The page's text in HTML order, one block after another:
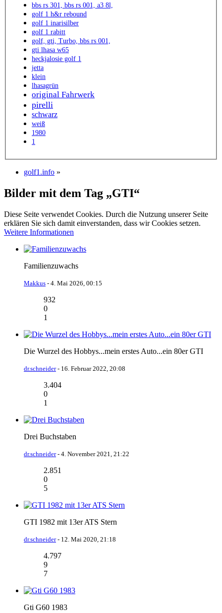
bbs rs 301, bbs rs 001, a3 8l,
golf 1 h&r rebound
golf 1 inarisilber
golf 1 rabitt
golf, gti, Turbo, bbs rs 001,
gti lhasa w65
heckjalosie golf 1
jetta
klein
lhasagrün
original Fahrwerk
pirelli
schwarz
weiß
1980
1
golf1.info »
Bilder mit dem Tag „GTI“
Diese Seite verwendet Cookies. Durch die Nutzung unserer Seite
erklären Sie sich damit einverstanden, dass wir Cookies setzen.
Weitere Informationen
Familienzuwachs
Makkus - 4. Mai 2026, 00:15
932
0
1
Die Wurzel des Hobbys...mein erstes Auto...ein 80er GTI
dr.schneider- 16. Februar 2022, 20:08
3.404
0
1
Drei Buchstaben
dr.schneider- 4. November 2021, 21:22
2.851
0
5
GTI 1982 mit 13er ATS Stern
dr.schneider- 12. Mai 2020, 21:18
4.797
9
7
Gti G60 1983